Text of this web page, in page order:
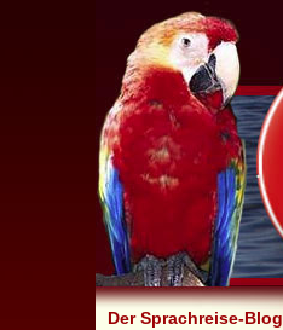
Der Sprachreise-Blog